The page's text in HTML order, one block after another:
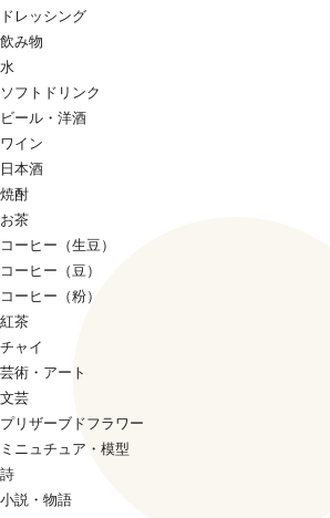
ドレッシング
飲み物
水
ソフトドリンク
ビール・洋酒
ワイン
日本酒
焼酎
お茶
コーヒー（生豆）
コーヒー（豆）
コーヒー（粉）
紅茶
チャイ
芸術・アート
文芸
プリザーブドフラワー
ミニュチュア・模型
詩
小説・物語